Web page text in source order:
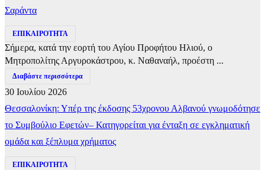
Σαράντα
ΕΠΙΚΑΙΡΟΤΗΤΑ
Σήμερα, κατά την εορτή του Αγίου Προφήτου Ηλιού, ο
Μητροπολίτης Αργυροκάστρου, κ. Ναθαναήλ, προέστη ...
Διαβάστε περισσότερα
30 Ιουλίου 2026
Θεσσαλονίκη: Υπέρ της έκδοσης 53χρονου Αλβανού γνωμοδότησε
το Συμβούλιο Εφετών– Κατηγορείται για ένταξη σε εγκληματική
ομάδα και ξέπλυμα χρήματος
ΕΠΙΚΑΙΡΟΤΗΤΑ